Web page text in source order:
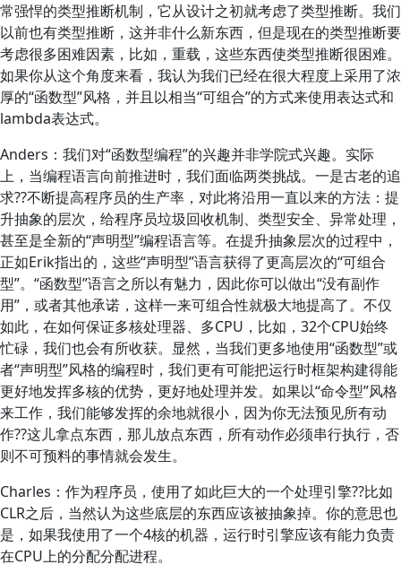
常强悍的类型推断机制，它从设计之初就考虑了类型推断。我们
以前也有类型推断，这并非什么新东西，但是现在的类型推断要
考虑很多困难因素，比如，重载，这些东西使类型推断很困难。
如果你从这个角度来看，我认为我们已经在很大程度上采用了浓
厚的“函数型”风格，并且以相当“可组合”的方式来使用表达式和
lambda表达式。
Anders：我们对“函数型编程”的兴趣并非学院式兴趣。实际
上，当编程语言向前推进时，我们面临两类挑战。一是古老的追
求??不断提高程序员的生产率，对此将沿用一直以来的方法：提
升抽象的层次，给程序员垃圾回收机制、类型安全、异常处理，
甚至是全新的“声明型”编程语言等。在提升抽象层次的过程中，
正如Erik指出的，这些“声明型”语言获得了更高层次的“可组合
型”。“函数型”语言之所以有魅力，因此你可以做出“没有副作
用”，或者其他承诺，这样一来可组合性就极大地提高了。不仅
如此，在如何保证多核处理器、多CPU，比如，32个CPU始终
忙碌，我们也会有所收获。显然，当我们更多地使用“函数型”或
者“声明型”风格的编程时，我们更有可能把运行时框架构建得能
更好地发挥多核的优势，更好地处理并发。如果以“命令型”风格
来工作，我们能够发挥的余地就很小，因为你无法预见所有动
作??这儿拿点东西，那儿放点东西，所有动作必须串行执行，否
则不可预料的事情就会发生。
Charles：作为程序员，使用了如此巨大的一个处理引擎??比如
CLR之后，当然认为这些底层的东西应该被抽象掉。你的意思也
是，如果我使用了一个4核的机器，运行时引擎应该有能力负责
在CPU上的分配分配进程。